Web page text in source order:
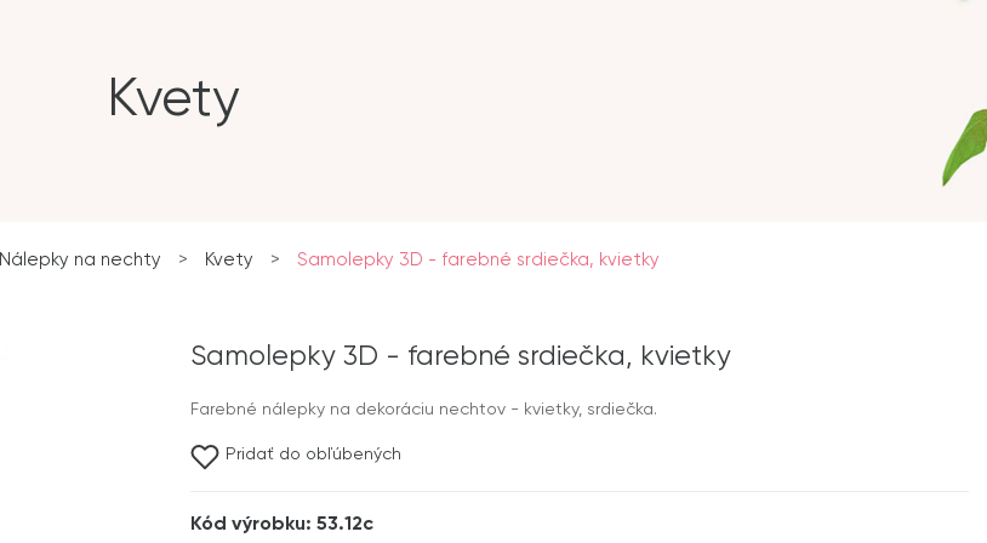
Kvety
Nálepky na nechty > Kvety > Samolepky 3D - farebné srdiečka, kvietky
Samolepky 3D - farebné srdiečka, kvietky
Farebné nálepky na dekoráciu nechtov - kvietky, srdiečka.
Pridať do obľúbených
Kód výrobku: 53.12c